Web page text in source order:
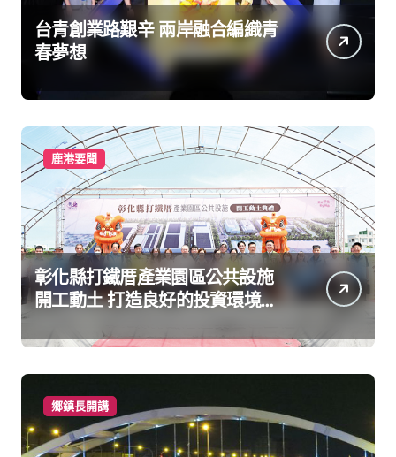
台青創業路艱辛 兩岸融合編織青
春夢想
鹿港要聞
彰化縣打鐵厝產業園區公共設施
開工動土 打造良好的投資環境讓
鄉鎮長開講